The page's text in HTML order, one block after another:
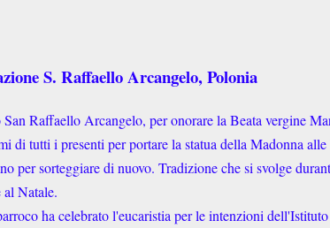
S. Raffaello Arcangelo, Polonia
San Raffaello Arcangelo, per onorare la Beata vergine
di tutti i presenti per portare la statua della Madonna
per sorteggiare di nuovo. Tradizione che si svolge
al Natale.
ha celebrato l'eucaristia per le intenzioni